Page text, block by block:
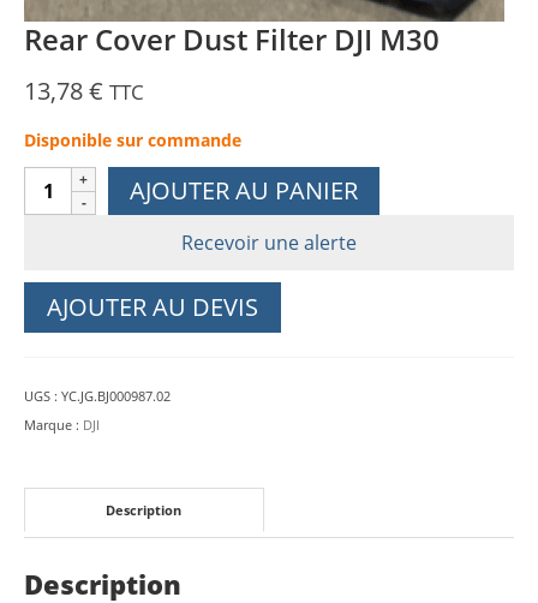
Rear Cover Dust Filter DJI M30
13,78€ TTC
Disponible sur commande
quantité
de
Dust
Filter
AJOUTER AU PANIER
Recevoir une alerte
AJOUTER AU DEVIS
UGS : YC.JG.BJ000987.02
Marque : DJI
Description
Description